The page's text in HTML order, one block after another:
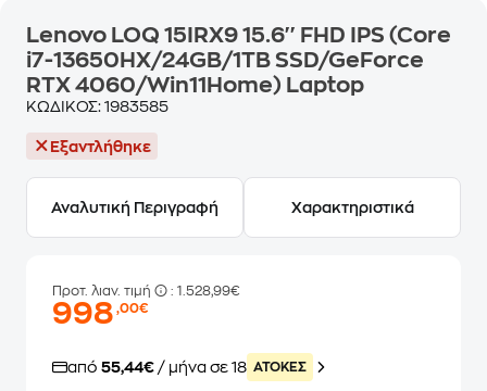
Lenovo LOQ 15IRX9 15.6'' FHD IPS (Core
i7-13650HX/24GB/1TB SSD/GeForce
RTX 4060/Win11Home) Laptop
ΚΩΔΙΚΟΣ: 1983585
Εξαντλήθηκε
Αναλυτική Περιγραφή Χαρακτηριστικά
Προτ. λιαν. τιμή : 1.528,99€
998,00€
από 55,44€ / μήνα σε 18 ATOKEΣ